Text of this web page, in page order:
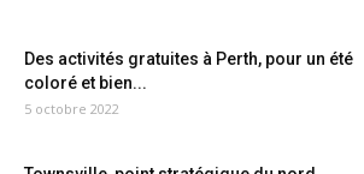
Des activités gratuites à Perth, pour un été
coloré et bien...
5 octobre 2022